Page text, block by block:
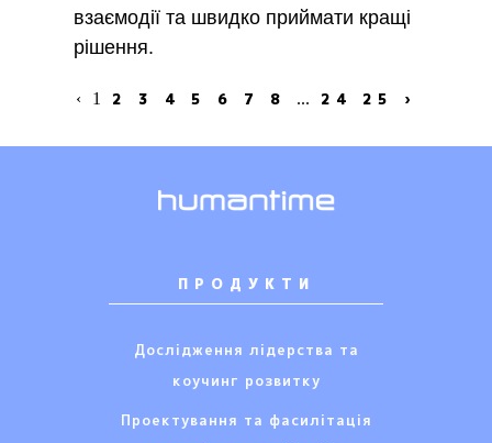
взаємодії та швидко приймати кращі
рішення.
‹ 1 2 3 4 5 6 7 8 ... 24 25 ›
ПРОДУКТИ
Дослідження лідерства та
коучинг розвитку
Проектування та фасилітація